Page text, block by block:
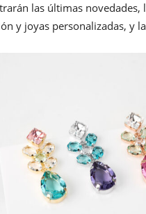
las últimas novedades,
y joyas personalizadas, y